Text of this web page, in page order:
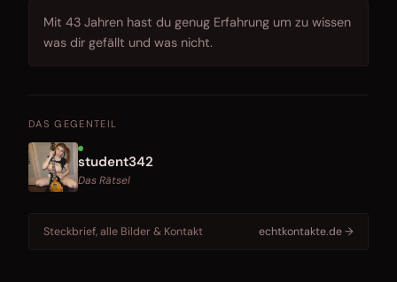
Mit 43 Jahren hast du genug Erfahrung um zu wissen
was dir gefällt und was nicht.
DAS GEGENTEIL
student342
Das Rätsel
Steckbrief, alle Bilder & Kontakt echtkontakte.de →